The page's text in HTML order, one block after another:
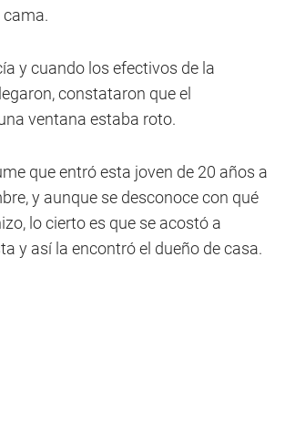
cama.
y cuando los efectivos de la
constataron que el
ventana estaba roto.
que entró esta joven de 20 años a
y aunque se desconoce con qué
lo cierto es que se acostó a
y así la encontró el dueño de casa.